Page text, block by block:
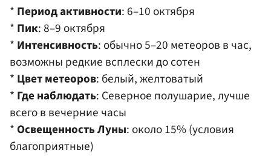
* Период активности: 6–10 октября
* Пик: 8–9 октября
* Интенсивность: обычно 5–20 метеоров в час,
возможны редкие всплески до сотен
* Цвет метеоров: белый, желтоватый
* Где наблюдать: Северное полушарие, лучше
всего в вечерние часы
* Освещенность Луны: около 15% (условия
благоприятные)